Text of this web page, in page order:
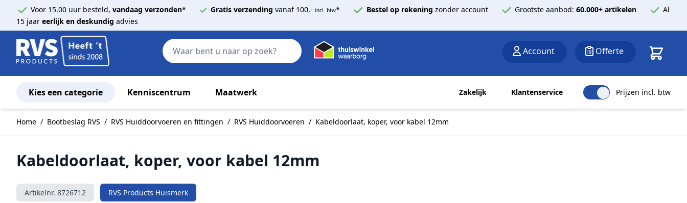
Voor 15.00 uur besteld, vandaag verzonden* Gratis verzending vanaf 100,- incl. btw* Bestel op rekening zonder account Grootste aanbod: 60.000+ artikelen
Al
15 jaar eerlijk en deskundig advies
Zoek
Account Offerte
Kies een categorie Kenniscentrum Maatwerk Zakelijk Klantenservice Prijzen incl. btw
Home / Bootbeslag RVS / RVS Huiddoorvoeren en fittingen / RVS Huiddoorvoeren / Kabeldoorlaat, koper, voor kabel 12mm
Kabeldoorlaat, koper, voor kabel 12mm
Artikelnr. 8726712 RVS Products Huismerk